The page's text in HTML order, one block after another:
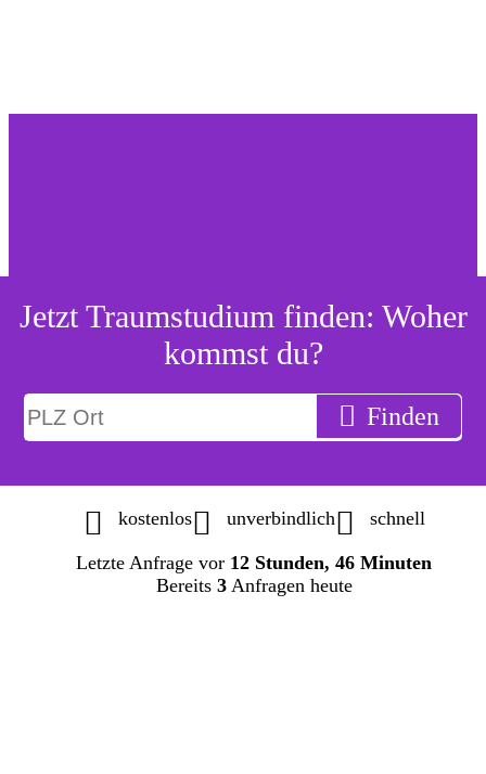
Jetzt Traumstudium finden: Woher
kommst du?
Finden
Letzte Anfrage vor 12 Stunden, 46 Minuten
Bereits 3Anfragen heute
kostenlos unverbindlich schnell